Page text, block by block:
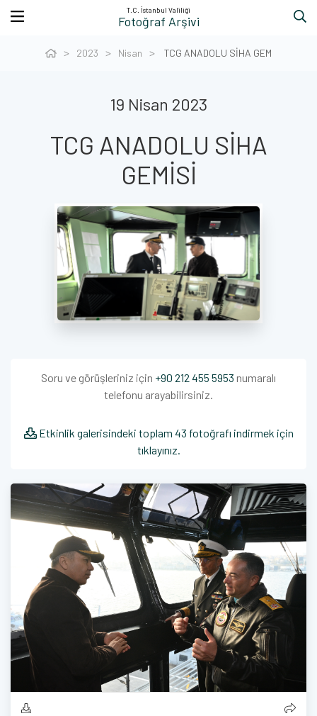
T.C. İstanbul Valiliği
Fotoğraf Arşivi
2023 Nisan TCG ANADOLU SİHA GEM
19 Nisan 2023
TCG ANADOLU SİHA
GEMİSİ
Soru ve görüşleriniz için +90 212 455 5953 numaralı
telefonu arayabilirsiniz.
Etkinlik galerisindeki toplam 43 fotoğrafı indirmek için
tıklayınız.